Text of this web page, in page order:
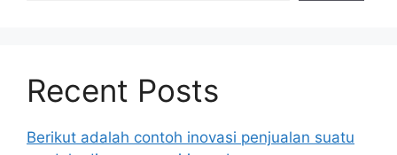
Recent Posts
Berikut adalah contoh inovasi penjualan suatu